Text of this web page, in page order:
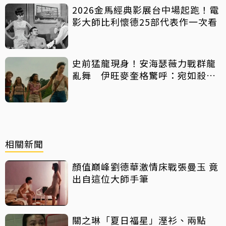
2026金馬經典影展台中場起跑！電
影大師比利懷德25部代表作一次看
史前猛龍現身！安海瑟薇力戰群龍
亂舞 伊旺麥奎格驚呼：宛如殺人
相關新聞
顏值巔峰劉德華激情床戰張曼玉 竟
出自這位大師手筆
關之琳「夏日福星」溼衫、兩點